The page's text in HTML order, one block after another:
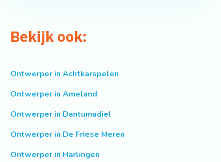
Bekijk ook:
Ontwerper in Achtkarspelen
Ontwerper in Ameland
Ontwerper in Dantumadiel
Ontwerper in De Friese Meren
Ontwerper in Harlingen